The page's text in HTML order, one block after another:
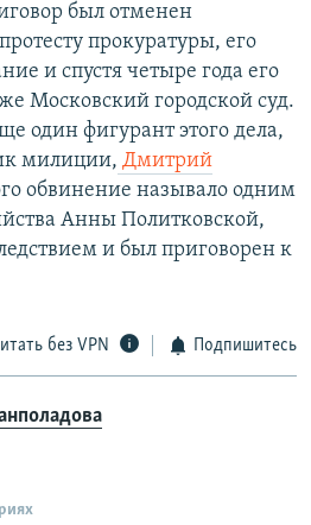
был отменен
прокуратуры, его
и спустя четыре года его
Московский городской суд.
один фигурант этого дела,
милиции, Дмитрий
обвинение называло одним
Анны Политковской,
и был приговорен к
без VPN Подпишитесь